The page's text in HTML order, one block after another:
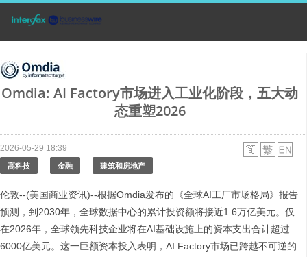
Omdia: AI Factory市场进入工业化阶段，五大动
态重塑2026
2026-05-29 18:39
高科技 金融 建筑和房地产
伦敦--(美国商业资讯)--根据Omdia发布的《全球AI工厂市场格局》报告
预测，到2030年，全球数据中心的累计投资额将接近1.6万亿美元。仅
在2026年，全球领先科技企业将在AI基础设施上的资本支出合计超过
6000亿美元。这一巨额资本投入表明，AI Factory市场已跨越不可逆的